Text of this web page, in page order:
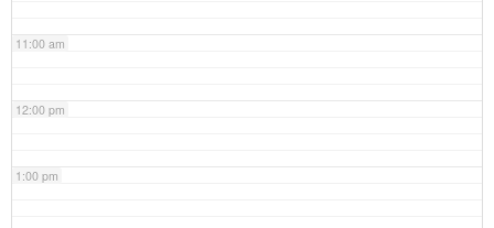
11:00 am
12:00 pm
1:00 pm